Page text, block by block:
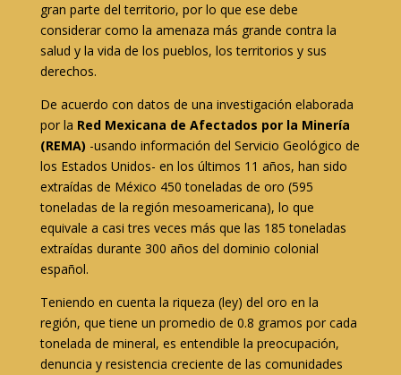
gran parte del territorio, por lo que ese debe
considerar como la amenaza más grande contra la
salud y la vida de los pueblos, los territorios y sus
derechos.
De acuerdo con datos de una investigación elaborada
por la Red Mexicana de Afectados por la Minería
(REMA) -usando información del Servicio Geológico de
los Estados Unidos- en los últimos 11 años, han sido
extraídas de México 450 toneladas de oro (595
toneladas de la región mesoamericana), lo que
equivale a casi tres veces más que las 185 toneladas
extraídas durante 300 años del dominio colonial
español.
Teniendo en cuenta la riqueza (ley) del oro en la
región, que tiene un promedio de 0.8 gramos por cada
tonelada de mineral, es entendible la preocupación,
denuncia y resistencia creciente de las comunidades